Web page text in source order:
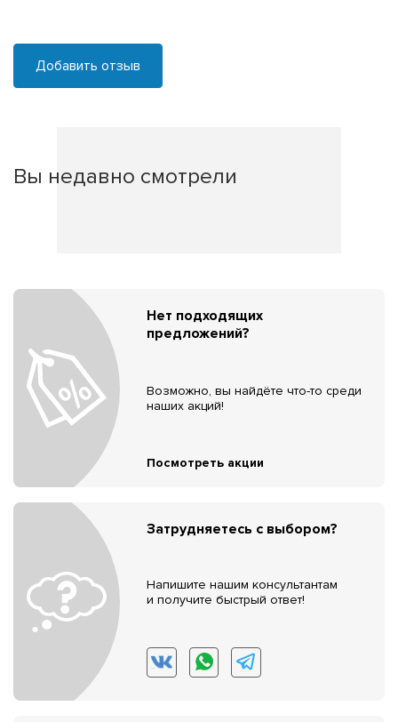
Добавить отзыв
Вы недавно смотрели
Нет подходящих
предложений?
Возможно, вы найдёте что-то среди
наших акций!
Посмотреть акции
Затрудняетесь с выбором?
Напишите нашим консультантам
и получите быстрый ответ!